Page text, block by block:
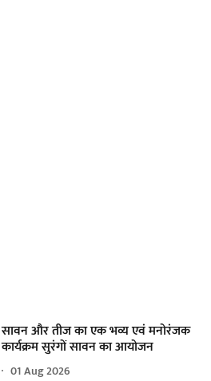
सावन और तीज का एक भव्य एवं मनोरंजक
कार्यक्रम सुरंगों सावन का आयोजन
01 Aug 2026